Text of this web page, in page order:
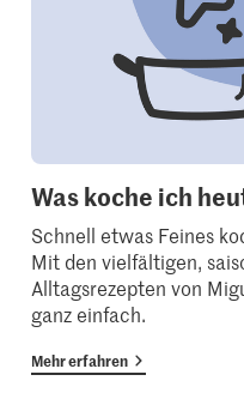
Was koche ich
Schnell etwas Feines
Mit den vielfältigen,
Alltagsrezepten von
ganz einfach.
Mehr erfahren